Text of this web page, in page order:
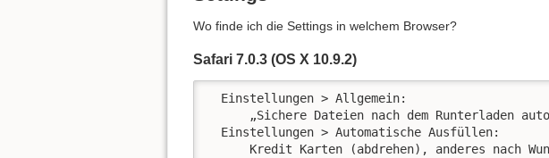
Wo finde ich die Settings in welchem Browser?
Safari 7.0.3 (OS X 10.9.2)
  Einstellungen > Allgemein:
„Sichere Dateien nach dem Runterladen
  Einstellungen > Automatische Ausfüllen:
Kredit Karten (abdrehen), anderes nach